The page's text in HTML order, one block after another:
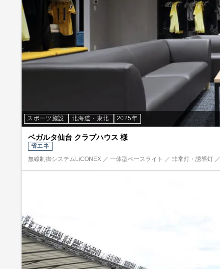
スポーツ施設 北海道・東北 2025年
ベガルタ仙台 クラブハウス 様
省エネ
無線制御システムLiCONEX ／ 一体型ベースライト ／ 非常灯・誘導灯